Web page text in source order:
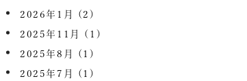
2026年1月 (2)
2025年11月 (1)
2025年8月 (1)
2025年7月 (1)